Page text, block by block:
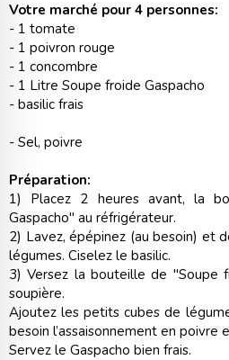
Votre marché pour 4 personnes:
- 1 tomate
- 1 poivron rouge
- 1 concombre
- 1 Litre Soupe froide Gaspacho
- basilic frais
- Sel, poivre
Préparation:
1) Placez 2 heures avant, la
Gaspacho" au réfrigérateur.
2) Lavez, épépinez (au besoin) et
légumes. Ciselez le basilic.
3) Versez la bouteille de "Soupe
soupière.
Ajoutez les petits cubes de
besoin l’assaisonnement en poivre
Servez le Gaspacho bien frais.